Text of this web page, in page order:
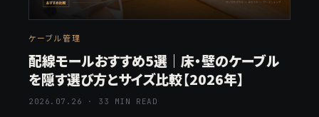
ケーブル管理
配線モールおすすめ5選｜床・壁のケーブル
を隠す選び方とサイズ比較【2026年】
2026.07.26 · 33 MIN READ